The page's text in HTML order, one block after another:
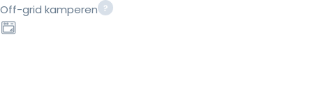
Off-grid kamperen